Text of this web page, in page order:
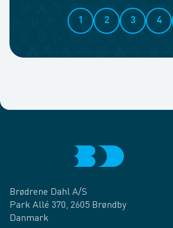
1 2 3 4
Brødrene Dahl A/S
Park Allé 370, 2605 Brøndby
Danmark